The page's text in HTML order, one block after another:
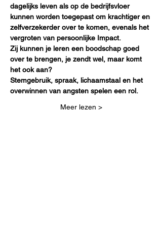
dagelijks leven als op de bedrijfsvloer
kunnen worden toegepast om krachtiger en
zelfverzekerder over te komen, evenals het
vergroten van persoonlijke Impact.
Zij kunnen je leren een boodschap goed
over te brengen, je zendt wel, maar komt
het ook aan?
Stemgebruik, spraak, lichaamstaal en het
overwinnen van angsten spelen een rol.
Meer lezen >